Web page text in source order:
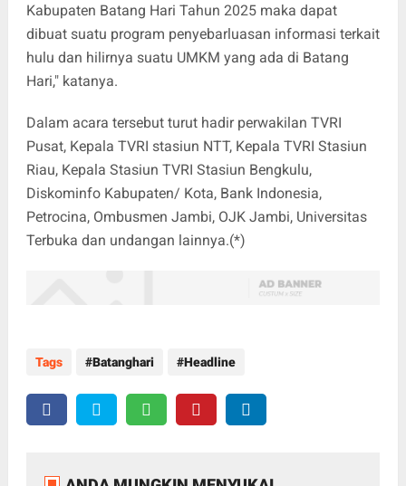
Kabupaten Batang Hari Tahun 2025 maka dapat
dibuat suatu program penyebarluasan informasi terkait
hulu dan hilirnya suatu UMKM yang ada di Batang
Hari," katanya.
Dalam acara tersebut turut hadir perwakilan TVRI
Pusat, Kepala TVRI stasiun NTT, Kepala TVRI Stasiun
Riau, Kepala Stasiun TVRI Stasiun Bengkulu,
Diskominfo Kabupaten/ Kota, Bank Indonesia,
Petrocina, Ombusmen Jambi, OJK Jambi, Universitas
Terbuka dan undangan lainnya.(*)
Tags Batanghari Headline